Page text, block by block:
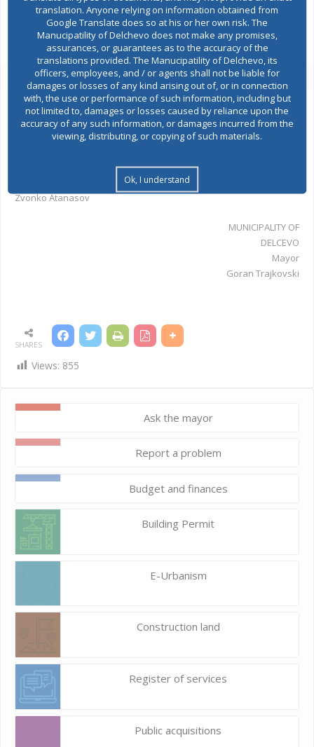
денари административна такса.
62307 Решение од градоначалник за одобрување планска
62307 Решение за поништување
изработил:
Zvonko Atanasov
MUNICIPALITY OF
DELCEVO
Mayor
Goran Trajkovski
SHARES
Views: 855
Ask the mayor
Report a problem
Budget and finances
Building Permit
E-Urbanism
Construction land
Register of services
Public acquisitions
translation. Anyone relying on information obtained from
Google Translate does so at his or her own risk. The
Manucipatility of Delchevo does not make any promises,
assurances, or guarantees as to the accuracy of the
translations provided. The Manucipatility of Delchevo, its
officers, employees, and / or agents shall not be liable for
damages or losses of any kind arising out of, or in connection
with, the use or performance of such information, including but
not limited to, damages or losses caused by reliance upon the
accuracy of any such information, or damages incurred from the
viewing, distributing, or copying of such materials.
Ok, I understand